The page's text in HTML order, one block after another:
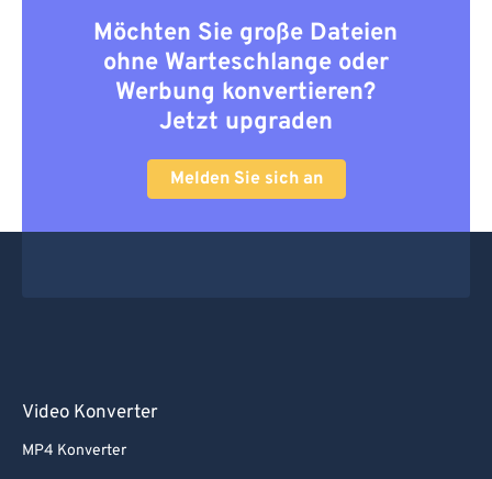
Möchten Sie große Dateien
ohne Warteschlange oder
Werbung konvertieren?
Jetzt upgraden
Melden Sie sich an
Video Konverter
MP4 Konverter